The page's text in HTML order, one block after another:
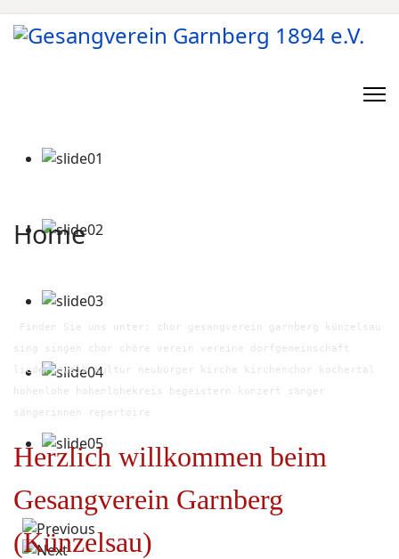
Home
Finden Sie uns unter: chor gesangverein garnberg künzelsau
sing singen chor chöre verein vereine dorfgemeinschaft
lieder musik kultur neubürger kirche kirchenchor kochertal
hohenlohe hohenlohekreis begeistern konzert sänger
sängerinnen repertoire
Herzlich willkommen beim
Gesangverein Garnberg
(Künzelsau)